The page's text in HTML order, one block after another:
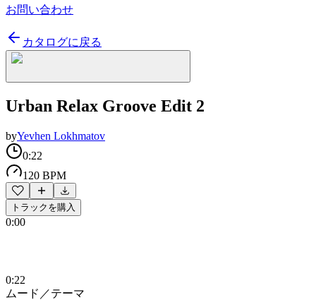
お問い合わせ
カタログに戻る
Urban Relax Groove Edit 2
byYevhen Lokhmatov
0:22
120 BPM
トラックを購入
0:00
0:22
ムード／テーマ